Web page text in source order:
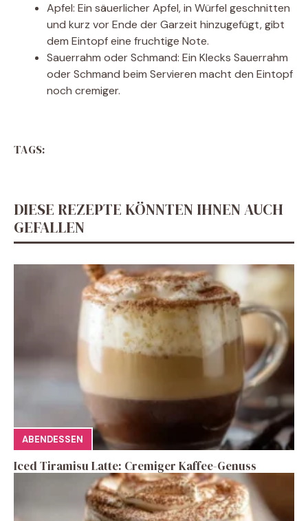
Apfel: Ein säuerlicher Apfel, in Würfel geschnitten
und kurz vor Ende der Garzeit hinzugefügt, gibt
dem Eintopf eine fruchtige Note.
Sauerrahm oder Schmand: Ein Klecks Sauerrahm
oder Schmand beim Servieren macht den Eintopf
noch cremiger.
TAGS:
DIESE REZEPTE KÖNNTEN IHNEN AUCH
GEFALLEN
ABENDESSEN
Iced Tiramisu Latte: Cremiger Kaffee-Genuss